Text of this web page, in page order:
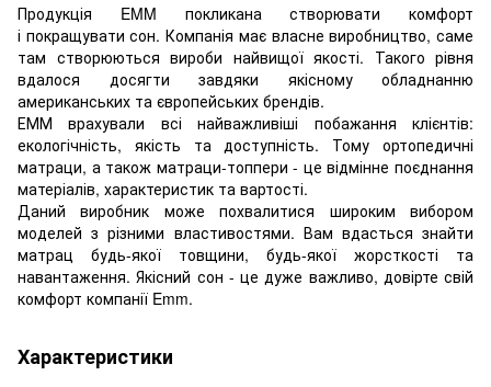
Продукція EMM покликана створювати комфорт
і покращувати сон. Компанія має власне виробництво, саме
там створюються вироби найвищої якості. Такого рівня
вдалося досягти завдяки якісному обладнанню
американських та європейських брендів.
ЕММ врахували всі найважливіші побажання клієнтів:
екологічність, якість та доступність. Тому ортопедичні
матраци, а також матраци-топпери - це відмінне поєднання
матеріалів, характеристик та вартості.
Даний виробник може похвалитися широким вибором
моделей з різними властивостями. Вам вдасться знайти
матрац будь-якої товщини, будь-якої жорсткості та
навантаження. Якісний сон - це дуже важливо, довірте свій
комфорт компанії Emm.
Характеристики